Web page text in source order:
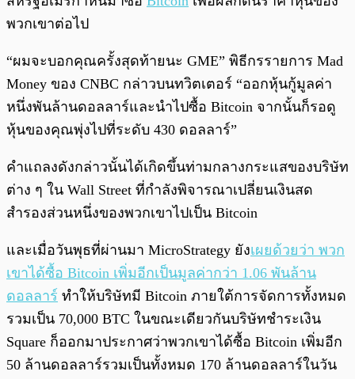
พวกเขาต่อไป
“ผมจะบอกคุณครั้งสุดท้ายนะ GME” พิธีกรรายการ Mad
Money ของ CNBC กล่าวบนทวิตเตอร์ “ออกหุ้นกู้มูลค่า
หนึ่งพันล้านดอลลาร์และนำไปซื้อ Bitcoin จากนั้นก็รอดู
หุ้นของคุณพุ่งไปที่ระดับ 430 ดอลลาร์”
คำแถลงดังกล่าวนั้นได้เกิดขึ้นท่ามกลางกระแสของบริษัท
ต่าง ๆ ใน Wall Street ที่กำลังพิจารณาเปลี่ยนเงินสด
สำรองส่วนหนึ่งของพวกเขาไปเป็น Bitcoin
และเมื่อวันพุธที่ผ่านมา MicroStrategy ยังเผยด้วยว่า พวก
เขาได้ซื้อ Bitcoin เพิ่มอีกเป็นมูลค่ากว่า 1.06 พันล้าน
ดอลลาร์ ทำให้บริษัทมี Bitcoin ภายใต้การจัดการทั้งหมด
รวมเป็น 70,000 BTC ในขณะเดียวกันบริษัทชำระเงิน
Square ก็ออกมาประกาศว่าพวกเขาได้ซื้อ Bitcoin เพิ่มอีก
50 ล้านดอลลาร์รวมเป็นทั้งหมด 170 ล้านดอลลาร์ในวัน